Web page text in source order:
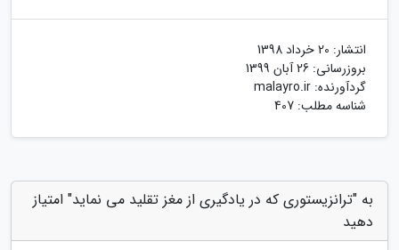
انتشار: 20 خرداد 1398
بروزرسانی: 26 آبان 1399
گردآورنده: malayro.ir
شناسه مطلب: 407
به "ترانزیستوری که در یادگیری از مغز تقلید می نماید" امتیاز
دهید